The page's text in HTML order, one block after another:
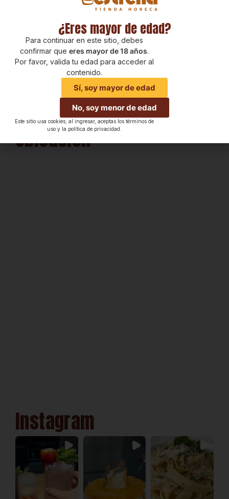
Ubicación
Instagram
¿Eres mayor de edad?
Para continuar en este sitio, debes
confirmar que eres mayor de 18 años.
Por favor, valida tu edad para acceder al
contenido.
Sí, soy mayor de edad
No, soy menor de edad
Este sitio usa cookies; al ingresar, aceptas los términos de
uso y la política de privacidad.